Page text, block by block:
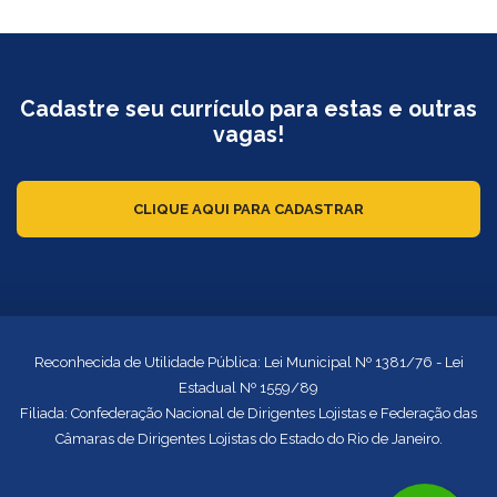
Cadastre seu currículo para estas e outras
vagas!
CLIQUE AQUI PARA CADASTRAR
Reconhecida de Utilidade Pública: Lei Municipal Nº 1381/76 - Lei
Estadual Nº 1559/89
Filiada: Confederação Nacional de Dirigentes Lojistas e Federação das
Câmaras de Dirigentes Lojistas do Estado do Rio de Janeiro.